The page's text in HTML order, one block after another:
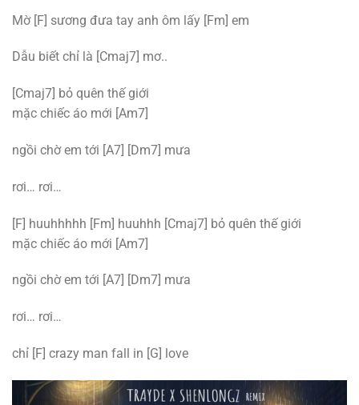
Mờ [F] sương đưa tay anh ôm lấy [Fm] em
Dẫu biết chỉ là [Cmaj7] mơ..
[Cmaj7] bỏ quên thế giới
mặc chiếc áo mới [Am7]
ngồi chờ em tới [A7] [Dm7] mưa
rơi… rơi…
[F] huuhhhhh [Fm] huuhhh [Cmaj7] bỏ quên thế giới
mặc chiếc áo mới [Am7]
ngồi chờ em tới [A7] [Dm7] mưa
rơi… rơi…
chỉ [F] crazy man fall in [G] love